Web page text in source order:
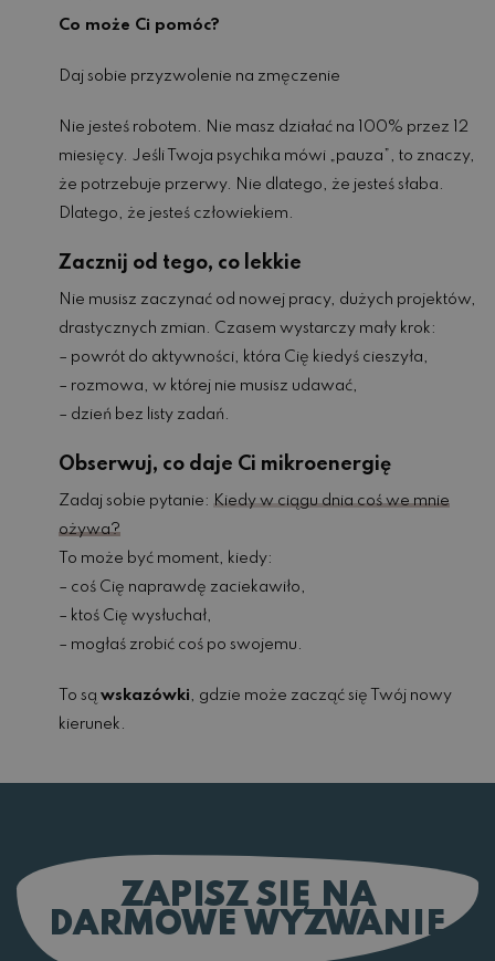
Co może Ci pomóc?
Daj sobie przyzwolenie na zmęczenie
Nie jesteś robotem. Nie masz działać na 100% przez 12
miesięcy. Jeśli Twoja psychika mówi „pauza”, to znaczy,
że potrzebuje przerwy. Nie dlatego, że jesteś słaba.
Dlatego, że jesteś człowiekiem.
Zacznij od tego, co lekkie
Nie musisz zaczynać od nowej pracy, dużych projektów,
drastycznych zmian. Czasem wystarczy mały krok:
– powrót do aktywności, która Cię kiedyś cieszyła,
– rozmowa, w której nie musisz udawać,
– dzień bez listy zadań.
Obserwuj, co daje Ci mikroenergię
Zadaj sobie pytanie: Kiedy w ciągu dnia coś we mnie
ożywa?
To może być moment, kiedy:
– coś Cię naprawdę zaciekawiło,
– ktoś Cię wysłuchał,
– mogłaś zrobić coś po swojemu.
To są wskazówki, gdzie może zacząć się Twój nowy
kierunek.
ZAPISZ SIĘ NA
DARMOWE WYZWANIE